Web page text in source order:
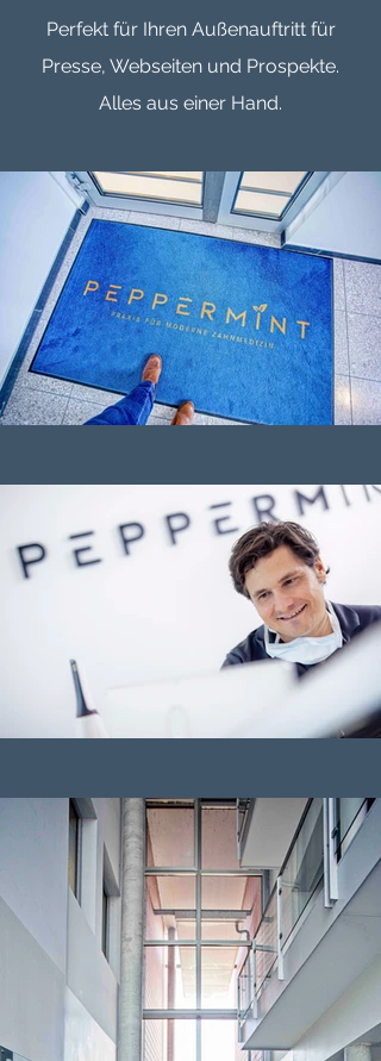
Perfekt für Ihren Außenauftritt für
Presse, Webseiten und Prospekte.
Alles aus einer Hand.